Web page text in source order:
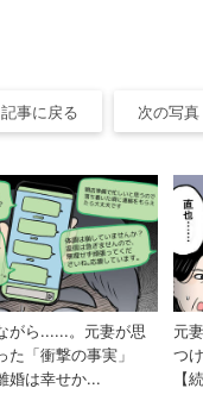
記事に戻る 次の写真